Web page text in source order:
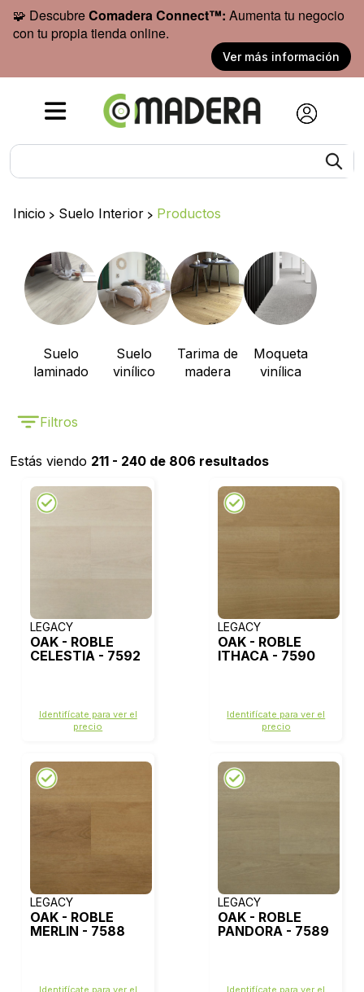
🧩 DescubreComadera Connect™: Aumenta tu negocio
con tu propia tienda online.
Ver más información
Inicio > Suelo Interior > Productos
Suelo
laminado
Suelo
vinílico
Tarima de
madera
Moqueta
vinílica
Filtros
Estás viendo 211 - 240 de 806 resultados
LEGACY
OAK - ROBLE
CELESTIA - 7592
Identifícate para ver el
precio
LEGACY
OAK - ROBLE
ITHACA - 7590
Identifícate para ver el
precio
LEGACY
OAK - ROBLE
MERLIN - 7588
Identifícate para ver el
LEGACY
OAK - ROBLE
PANDORA - 7589
Identifícate para ver el